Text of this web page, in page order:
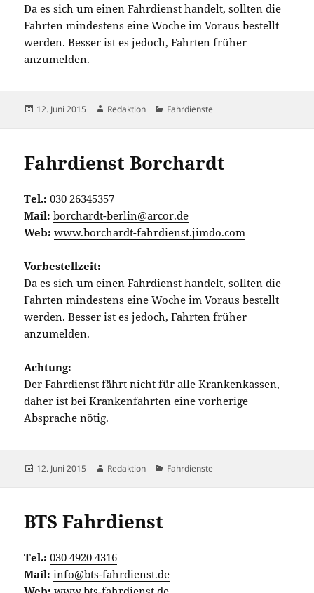
Da es sich um einen Fahrdienst handelt, sollten die
Fahrten mindestens eine Woche im Voraus bestellt
werden. Besser ist es jedoch, Fahrten früher
anzumelden.
Veröffentlicht
12. Juni 2015 Autor
Redaktion Kategorien
Fahrdienste
Fahrdienst Borchardt
Tel.:030 26345357
Mail:borchardt-berlin@arcor.de
Web: www.borchardt-fahrdienst.jimdo.com
Vorbestellzeit:
Da es sich um einen Fahrdienst handelt, sollten die
Fahrten mindestens eine Woche im Voraus bestellt
werden. Besser ist es jedoch, Fahrten früher
anzumelden.
Achtung:
Der Fahrdienst fährt nicht für alle Krankenkassen,
daher ist bei Krankenfahrten eine vorherige
Absprache nötig.
Veröffentlicht
12. Juni 2015 Autor
Redaktion Kategorien
Fahrdienste
BTS Fahrdienst
Tel.:030 4920 4316
Mail: info@bts-fahrdienst.de